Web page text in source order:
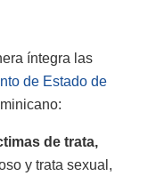
íntegra las
de Estado de
de trata,
y trata sexual,